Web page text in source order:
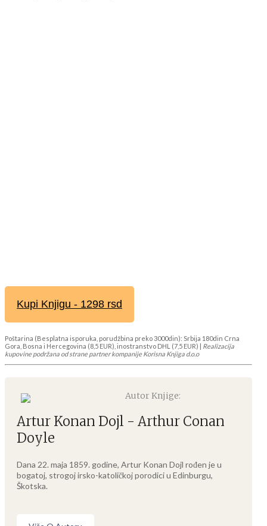
Kupi Knjigu - 1298 rsd
Poštarina (Besplatna isporuka, porudžbina preko 3000din): Srbija 180din Crna
Gora, Bosna i Hercegovina (8,5 EUR), inostranstvo DHL (7,5 EUR) | Realizacija
kupovine podržana od strane partner kompanije Korisna Knjiga d.o.o
Autor Knjige:
Artur Konan Dojl - Arthur Conan
Doyle
Dana 22. maja 1859. godine, Artur Konan Dojl rođen je u
bogatoj, strogoj irsko-katoličkoj porodici u Edinburgu,
Škotska.